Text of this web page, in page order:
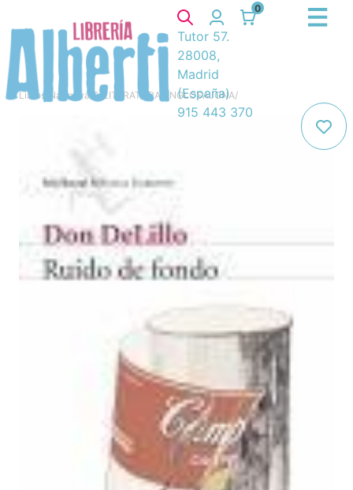
0
Tutor 57.
28008,
Madrid
(España)
915 443 370
Libros Narrativa/ 8. LITERATURA ANGLOSAJONA/